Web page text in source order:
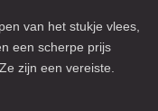
van het stukje vlees,
een scherpe prijs
zijn een vereiste.